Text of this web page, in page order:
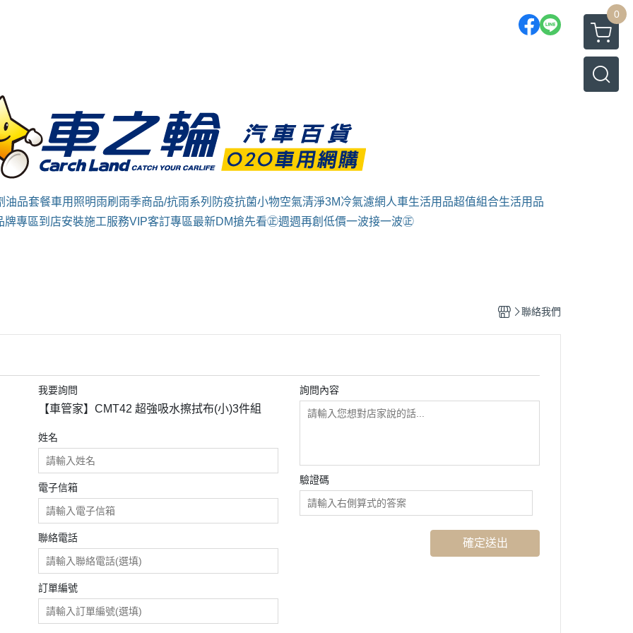
0
油品套餐車用照明雨刷 雨季商品/抗雨系列 防疫抗菌小物空氣清淨3M冷氣濾網 人車生活用品超值組合生活用品
牌專區到店安裝施工服務VIP客訂專區最新DM搶先看㊣週週再創低價一波接一波㊣
聯絡我們
我要詢問
【車管家】CMT42 超強吸水擦拭布(小)3件組
姓名
電子信箱
聯絡電話
訂單編號
詢問內容
驗證碼
確定送出